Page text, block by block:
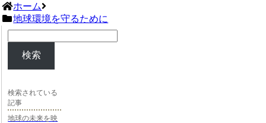
ホーム
地球環境を守るために
検索
検索されている
記事
地球の未来を映